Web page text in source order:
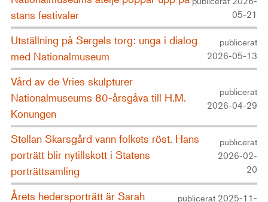
stans festivaler
05-21
Utställning på Sergels torg: unga i dialog
med Nationalmuseum
publicerat
2026-05-13
Vård av de Vries skulpturer
Nationalmuseums 80-årsgåva till H.M.
Konungen
publicerat
2026-04-29
Stellan Skarsgård vann folkets röst. Hans
porträtt blir nytillskott i Statens
porträttsamling
publicerat
2026-02-
20
Årets hedersporträtt är Sarah
publicerat 2025-11-